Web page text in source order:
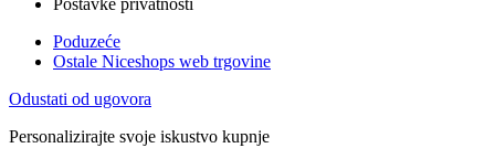
Postavke privatnosti
Poduzeće
Ostale Niceshops web trgovine
Odustati od ugovora
Personalizirajte svoje iskustvo kupnje